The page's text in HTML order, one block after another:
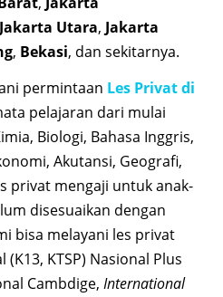
Jakarta Utara, Jakarta
, Bekasi, dan sekitarnya.
permintaan Les Privat di
pelajaran dari mulai
Biologi, Bahasa Inggris,
Akutansi, Geografi,
privat mengaji untuk anak-
disesuaikan dengan
bisa melayani les privat
KTSP) Nasional Plus
Cambdige, International